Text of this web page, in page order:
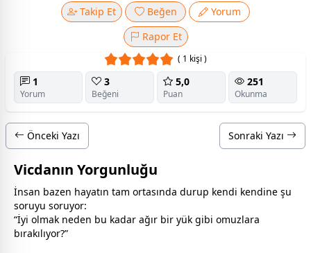
Takip Et Beğen
Yorum
Rapor Et
( 1 kişi )
1
Yorum
3
Beğeni
5,0
Puan
251
Okunma
Önceki Yazı Sonraki Yazı
Vicdanın Yorgunluğu
İnsan bazen hayatın tam ortasında durup kendi kendine şu
soruyu soruyor:
“İyi olmak neden bu kadar ağır bir yük gibi omuzlara
bırakılıyor?”